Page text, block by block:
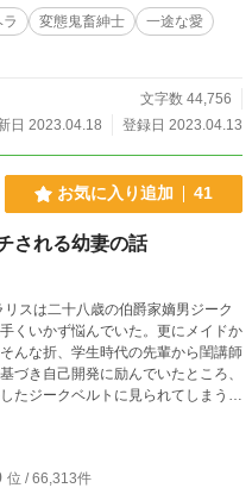
変態鬼畜紳士
一途な愛
文字数 44,756
日 2023.04.18
登録日 2023.04.13
お気に入り追加 41
される幼妻の話
は二十八歳の伯爵家嫡男ジーク
くいかず悩んでいた。更にメイドか
んな折、学生時代の先輩から閨講師
づき自己開発に励んでいたところ、
たジークベルトに見られてしまう。
に狂ってクラリスを抱くのだった。
エロが四千字ほどのハピエンで
位 / 66,313件